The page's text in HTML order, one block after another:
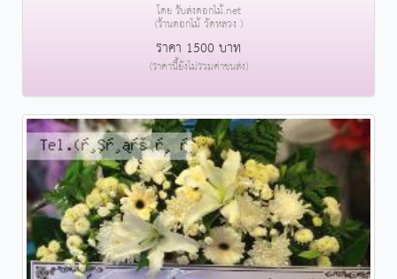
โดย รับส่งดอกไม้.net
(ร้านดอกไม้ วัดหลวง )
ราคา 1500 บาท
(ราคานี้ยังไม่รวมค่าขนส่ง)